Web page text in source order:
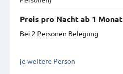
Preis pro Nacht ab 1 Monat
Bei 2 Personen Belegung
je weitere Person